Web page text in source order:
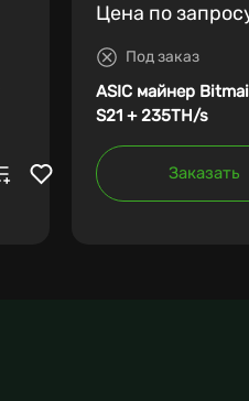
Цена по
Под заказ
ASIC майнер
S21 + 235TH/s
Заказать